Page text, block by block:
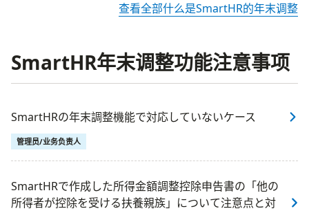
查看全部什么是SmartHR的年末调整
SmartHR年末调整功能注意事项
SmartHRの年末調整機能で対応していないケース
管理员/业务负责人
SmartHRで作成した所得金額調整控除申告書の「他の
所得者が控除を受ける扶養親族」について注意点と対